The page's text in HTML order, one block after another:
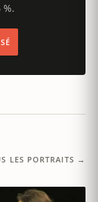
LES PORTRAITS →